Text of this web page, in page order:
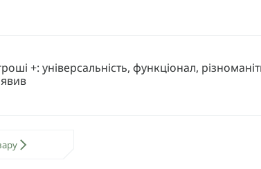
+: універсальність, функціонал,